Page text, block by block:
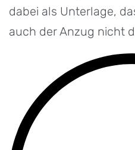
dabei als Unterlage,
auch der Anzug nicht